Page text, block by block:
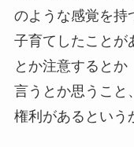
のような感覚を持
子育てしたことが
とか注意するとか
言うとか思うこと
権利があるという